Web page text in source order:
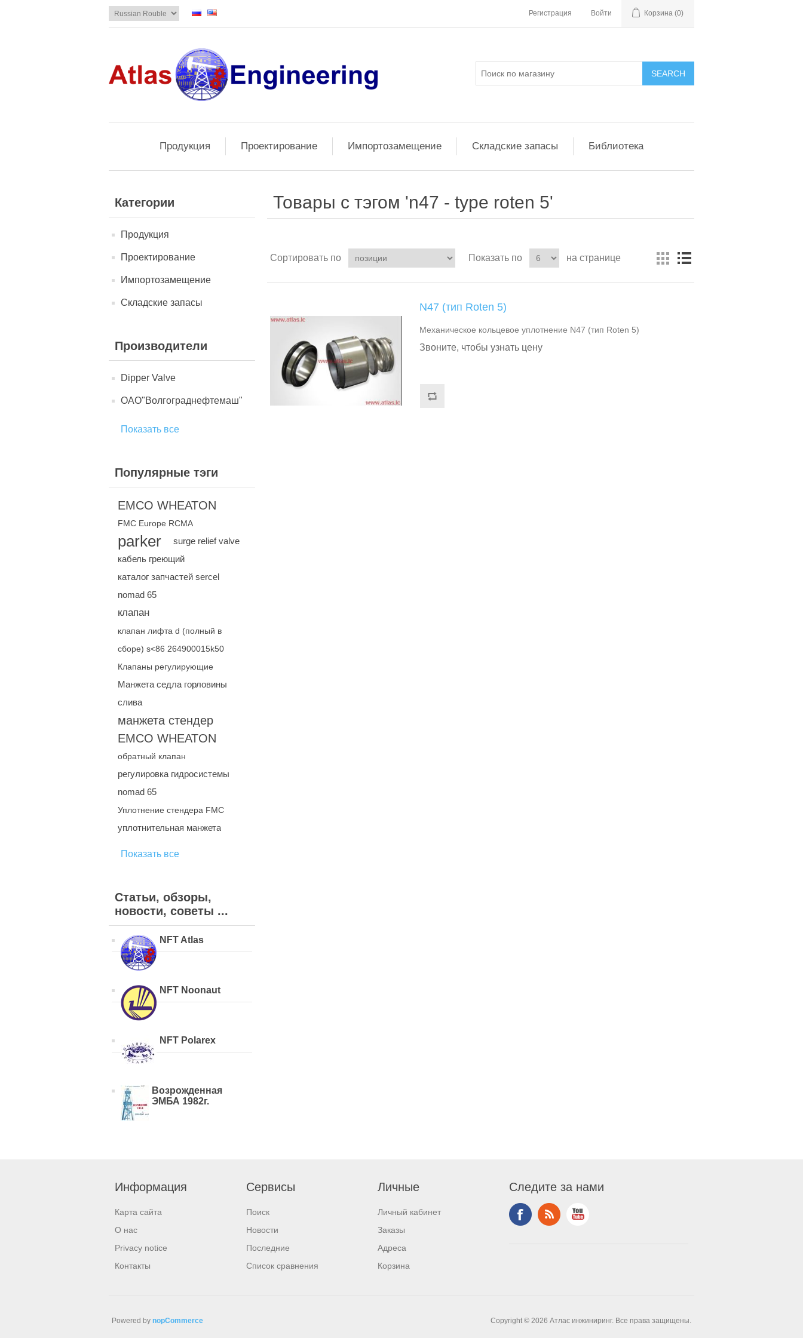
Регистрация Войти Корзина (0)
Продукция Проектирование Импортозамещение Складские запасы Библиотека
Категории
Продукция
Проектирование
Импортозамещение
Складские запасы
Производители
Dipper Valve
ОАО"Волгограднефтемаш"
Показать все
Популярные тэги
EMCO WHEATON
FMC Europe RCMA
parker
surge relief valve
кабель греющий
каталог запчастей sercel
nomad 65
клапан
клапан лифта d (полный в
сборе) s<86 264900015k50
Клапаны регулирующие
Манжета седла горловины
слива
манжета стендер
EMCO WHEATON
обратный клапан
регулировка гидросистемы
nomad 65
Уплотнение стендера FMC
уплотнительная манжета
Показать все
Статьи, обзоры,
новости, советы ...
NFT Atlas
NFT Noonaut
NFT Polarex
Возрожденная
ЭМБА 1982г.
Товары с тэгом 'n47 - type roten 5'
Сортировать по Показать по на странице
N47 (тип Roten 5)
Механическое кольцевое уплотнение N47 (тип Roten 5)
Звоните, чтобы узнать цену
Информация
Карта сайта
О нас
Privacy notice
Контакты
Сервисы
Поиск
Новости
Последние
Список сравнения
Личные
Личный кабинет
Заказы
Адреса
Корзина
Следите за нами
Copyright © 2026 Атлас инжиниринг. Все права защищены.
Powered by nopCommerce